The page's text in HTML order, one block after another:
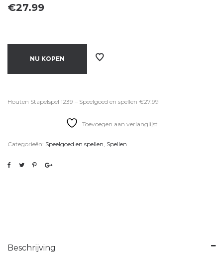
€27.99
NU KOPEN
Houten Stapelspel 1239 – Speelgoed en spellen €27.99
Toevoegen aan verlanglijst
Categorieën: Speelgoed en spellen, Spellen
Beschrijving